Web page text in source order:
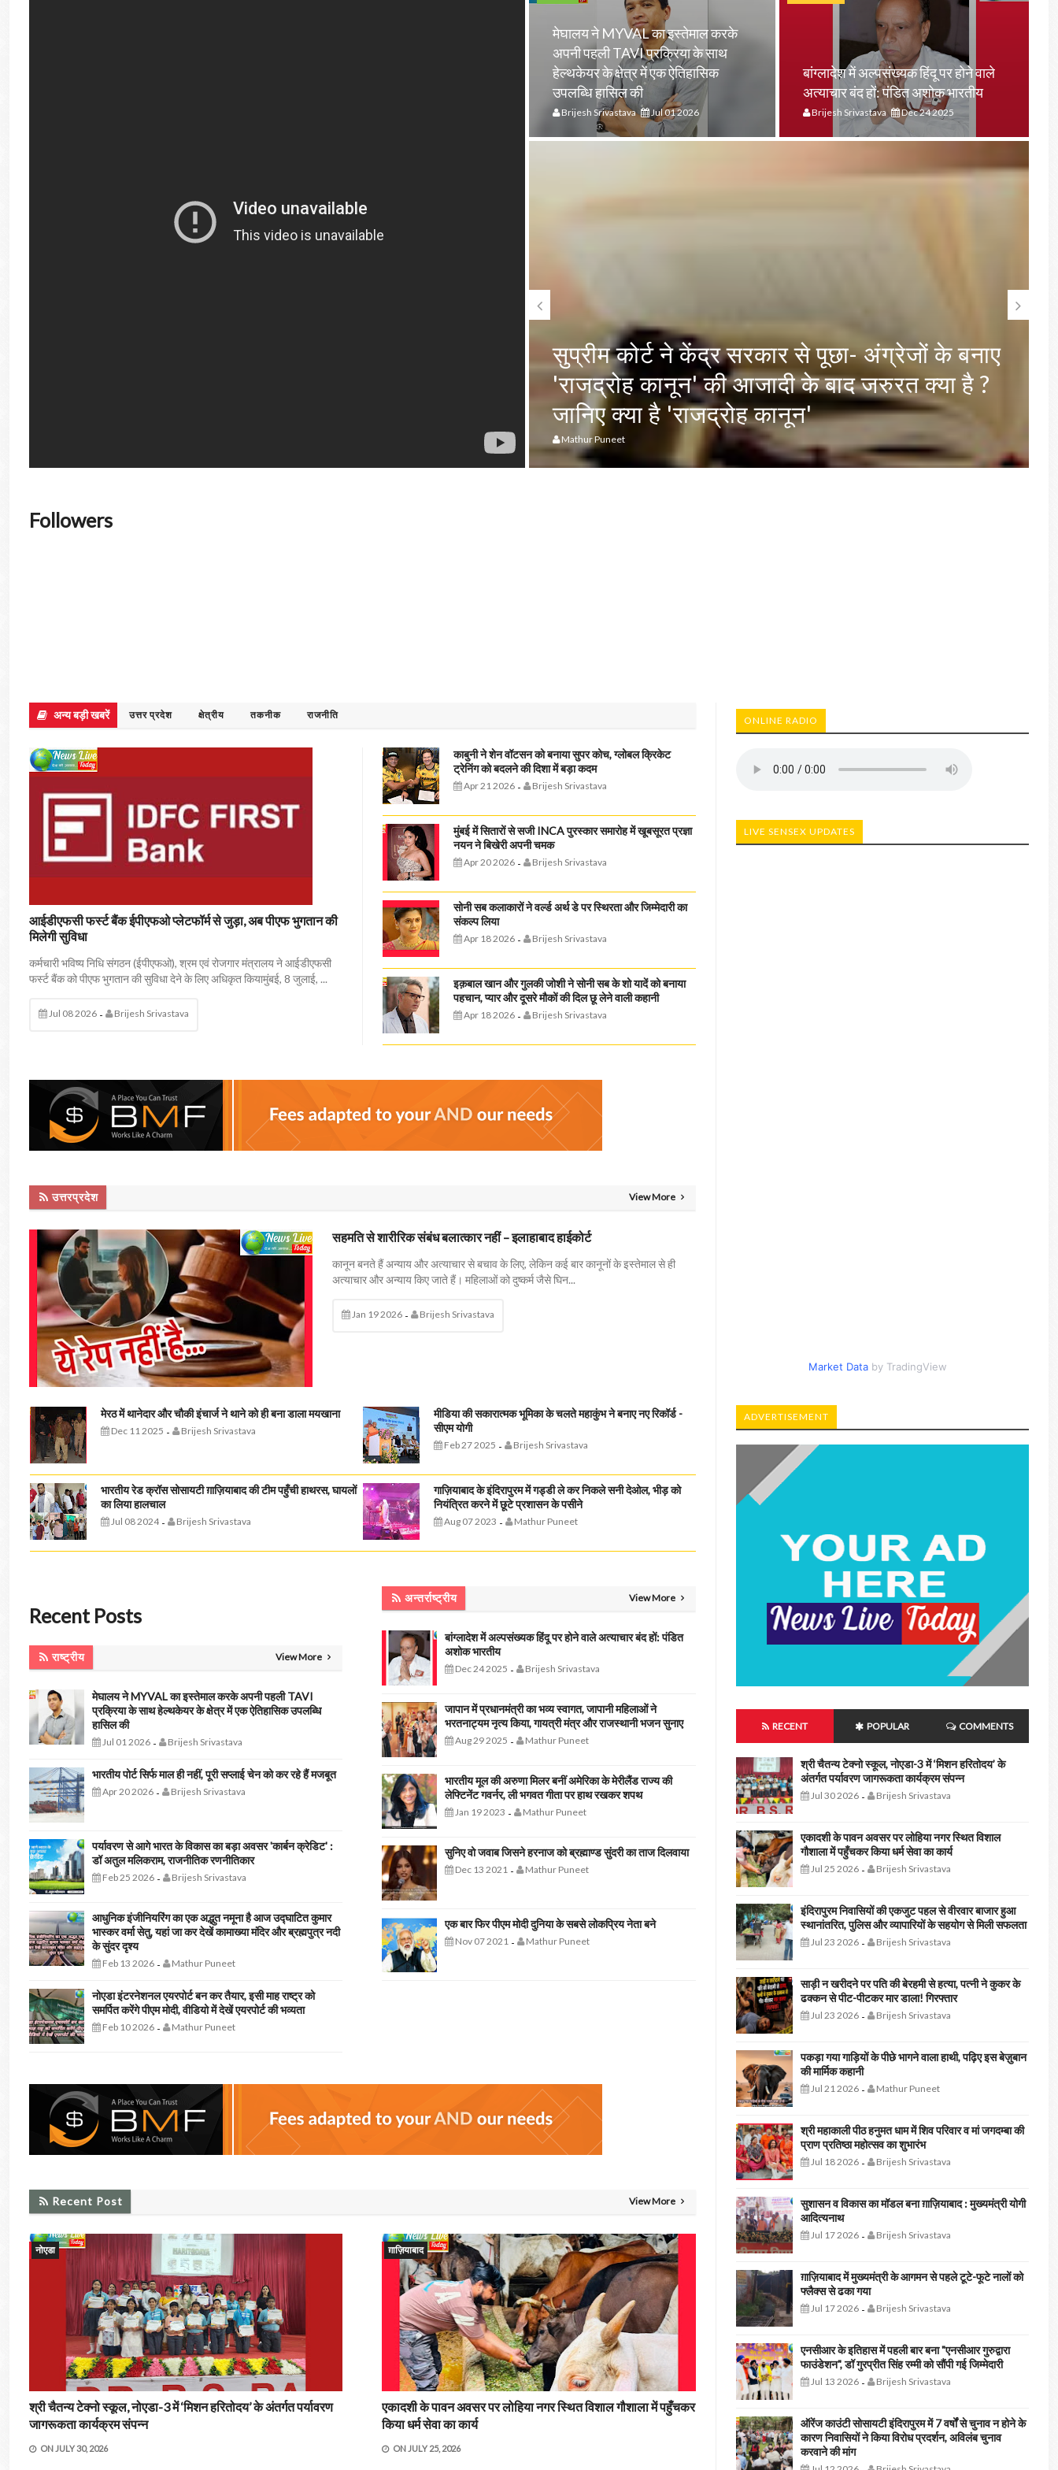
मेघालय ने MYVAL का इस्तेमाल करके
अपनी पहली TAVI प्रक्रिया के साथ
हेल्थकेयर के क्षेत्र में एक ऐतिहासिक
उपलब्धि हासिल की
Brijesh Srivastava Jul 01 2026
बांग्लादेश में अल्पसंख्यक हिंदू पर होने वाले
अत्याचार बंद हों: पंडित अशोक भारतीय
Brijesh Srivastava Dec 24 2025
प्रधानमंत्री ने की सीएम योगी की तारीफ, कहा-
कोरोना की दूसरी लहर को यूपी ने जिस तरह संभाला
वह अभूतपूर्व है
Mathur Puneet
Followers
अन्य बड़ी खबरें उत्तर प्रदेश क्षेत्रीय तकनीक राजनीति
आईडीएफसी फर्स्ट बैंक ईपीएफओ प्लेटफॉर्म से जुड़ा, अब पीएफ भुगतान की
मिलेगी सुविधा
कर्मचारी भविष्य निधि संगठन (ईपीएफओ), श्रम एवं रोजगार मंत्रालय ने आईडीएफसी
फर्स्ट बैंक को पीएफ भुगतान की सुविधा देने के लिए अधिकृत कियामुंबई, 8 जुलाई, ...
Jul 08 2026 - Brijesh Srivastava
काबुनी ने शेन वॉटसन को बनाया सुपर कोच, ग्लोबल क्रिकेट
ट्रेनिंग को बदलने की दिशा में बड़ा कदम
Apr 21 2026 - Brijesh Srivastava
मुंबई में सितारों से सजी INCA पुरस्कार समारोह में खूबसूरत प्रज्ञा
नयन ने बिखेरी अपनी चमक
Apr 20 2026 - Brijesh Srivastava
सोनी सब कलाकारों ने वर्ल्ड अर्थ डे पर स्थिरता और जिम्मेदारी का
संकल्प लिया
Apr 18 2026 - Brijesh Srivastava
इक़बाल खान और गुलकी जोशी ने सोनी सब के शो यादें को बनाया
पहचान, प्यार और दूसरे मौकों की दिल छू लेने वाली कहानी
Apr 18 2026 - Brijesh Srivastava
उत्तरप्रदेश View More
सहमति से शारीरिक संबंध बलात्कार नहीं – इलाहाबाद हाईकोर्ट
कानून बनते हैं अन्याय और अत्याचार से बचाव के लिए, लेकिन कई बार कानूनों के इस्तेमाल से ही
अत्याचार और अन्याय किए जाते हैं। महिलाओं को दुष्कर्म जैसे घिन...
Jan 19 2026 - Brijesh Srivastava
मेरठ में थानेदार और चौकी इंचार्ज ने थाने को ही बना डाला मयखाना
Dec 11 2025 - Brijesh Srivastava
मीडिया की सकारात्मक भूमिका के चलते महाकुंभ ने बनाए नए रिकॉर्ड -
सीएम योगी
Feb 27 2025 - Brijesh Srivastava
भारतीय रेड क्रॉस सोसायटी ग़ाज़ियाबाद की टीम पहुँची हाथरस, घायलों
का लिया हालचाल
Jul 08 2024 - Brijesh Srivastava
गाज़ियाबाद के इंदिरापुरम में गड्डी ले कर निकले सनी देओल, भीड़ को
नियंत्रित करने में छूटे प्रशासन के पसीने
Aug 07 2023 - Mathur Puneet
Recent Posts
राष्ट्रीय View More
मेघालय ने MYVAL का इस्तेमाल करके अपनी पहली TAVI
प्रक्रिया के साथ हेल्थकेयर के क्षेत्र में एक ऐतिहासिक उपलब्धि
हासिल की
Jul 01 2026 - Brijesh Srivastava
भारतीय पोर्ट सिर्फ माल ही नहीं, पूरी सप्लाई चेन को कर रहे हैं मजबूत
Apr 20 2026 - Brijesh Srivastava
पर्यावरण से आगे भारत के विकास का बड़ा अवसर 'कार्बन क्रेडिट' :
डॉ अतुल मलिकराम, राजनीतिक रणनीतिकार
Feb 25 2026 - Brijesh Srivastava
आधुनिक इंजीनियरिंग का एक अद्भुत नमूना है आज उद्घाटित कुमार
भास्कर वर्मा सेतु, यहां जा कर देखें कामाख्या मंदिर और ब्रह्मपुत्र नदी
के सुंदर दृश्य
Feb 13 2026 - Mathur Puneet
नोएडा इंटरनेशनल एयरपोर्ट बन कर तैयार, इसी माह राष्ट्र को
समर्पित करेंगे पीएम मोदी, वीडियो में देखें एयरपोर्ट की भव्यता
Feb 10 2026 - Mathur Puneet
अन्तर्राष्ट्रीय View More
बांग्लादेश में अल्पसंख्यक हिंदू पर होने वाले अत्याचार बंद हों: पंडित
अशोक भारतीय
Dec 24 2025 - Brijesh Srivastava
जापान में प्रधानमंत्री का भव्य स्वागत, जापानी महिलाओं ने
भरतनाट्यम नृत्य किया, गायत्री मंत्र और राजस्थानी भजन सुनाए
Aug 29 2025 - Mathur Puneet
भारतीय मूल की अरुणा मिलर बनीं अमेरिका के मेरीलैंड राज्य की
लेफ्टिनेंट गवर्नर, ली भगवत गीता पर हाथ रखकर शपथ
Jan 19 2023 - Mathur Puneet
सुनिए वो जवाब जिसने हरनाज को ब्रह्माण्ड सुंदरी का ताज दिलवाया
Dec 13 2021 - Mathur Puneet
एक बार फिर पीएम मोदी दुनिया के सबसे लोकप्रिय नेता बने
Nov 07 2021 - Mathur Puneet
Recent Post View More
नोएडा
श्री चैतन्य टेक्नो स्कूल, नोएडा-3 में ‘मिशन हरितोदय’ के अंतर्गत पर्यावरण
जागरूकता कार्यक्रम संपन्न
ON JULY 30, 2026
ग़ाज़ियाबाद
एकादशी के पावन अवसर पर लोहिया नगर स्थित विशाल गौशाला में पहुँचकर
किया धर्म सेवा का कार्य
ON JULY 25, 2026
ONLINE RADIO
LIVE SENSEX UPDATES
Market Databy TradingView
ADVERTISEMENT
RECENT POPULAR COMMENTS
श्री चैतन्य टेक्नो स्कूल, नोएडा-3 में ‘मिशन हरितोदय’ के
अंतर्गत पर्यावरण जागरूकता कार्यक्रम संपन्न
Jul 30 2026- Brijesh Srivastava
एकादशी के पावन अवसर पर लोहिया नगर स्थित विशाल
गौशाला में पहुँचकर किया धर्म सेवा का कार्य
Jul 25 2026- Brijesh Srivastava
इंदिरापुरम निवासियों की एकजुट पहल से वीरवार बाजार हुआ
स्थानांतरित, पुलिस और व्यापारियों के सहयोग से मिली सफलता
Jul 23 2026- Brijesh Srivastava
साड़ी न खरीदने पर पति की बेरहमी से हत्या, पत्नी ने कुकर के
ढक्कन से पीट-पीटकर मार डाला! गिरफ्तार
Jul 23 2026- Brijesh Srivastava
पकड़ा गया गाड़ियों के पीछे भागने वाला हाथी, पढ़िए इस बेज़ुबान
की मार्मिक कहानी
Jul 21 2026- Mathur Puneet
श्री महाकाली पीठ हनुमत धाम में शिव परिवार व मां जगदम्बा की
प्राण प्रतिष्ठा महोत्सव का शुभारंभ
Jul 18 2026- Brijesh Srivastava
सुशासन व विकास का मॉडल बना ग़ाज़ियाबाद : ​मुख्यमंत्री योगी
आदित्यनाथ
Jul 17 2026- Brijesh Srivastava
ग़ाज़ियाबाद में मुख्यमंत्री के आगमन से पहले टूटे-फूटे नालों को
फ्लैक्स से ढका गया
Jul 17 2026- Brijesh Srivastava
एनसीआर के इतिहास में पहली बार बना "एनसीआर गुरुद्वारा
फाउंडेशन", डॉ गुरप्रीत सिंह रम्मी को सौंपी गई जिम्मेदारी
Jul 13 2026- Brijesh Srivastava
ऑरेंज काउंटी सोसायटी इंदिरापुरम में 7 वर्षों से चुनाव न होने के
कारण निवासियों ने किया विरोध प्रदर्शन, अविलंब चुनाव
करवाने की मांग